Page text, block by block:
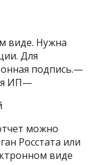
виде. Нужна
Для
подпись.—
ИП—
можно
Росстата или
виде